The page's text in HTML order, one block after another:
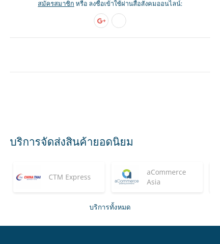
สมัครสมาชิก หรือ ลงชื่อเข้าใช้ผ่านสื่อสังคมออนไลน์:
บริการจัดส่งสินค้ายอดนิยม
CTM Express
aCommerce
Asia
บริการทั้งหมด